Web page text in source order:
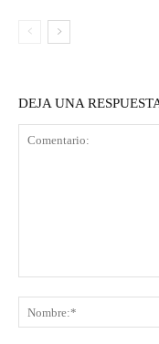
DEJA UNA